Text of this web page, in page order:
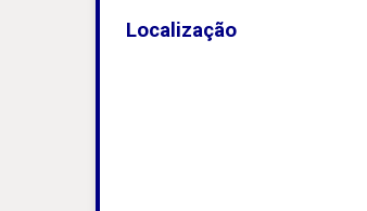
Localização